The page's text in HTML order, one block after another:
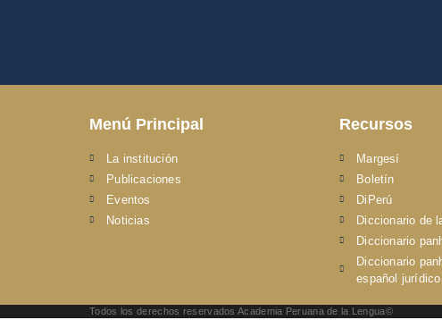
Menú Principal
La institución
Publicaciones
Eventos
Noticias
Recursos
Margesí
Boletín
DiPerú
Diccionario de
Diccionario
Diccionario
español jurídico
Todos los derechos reservados Academia Peruana de la Lengua©